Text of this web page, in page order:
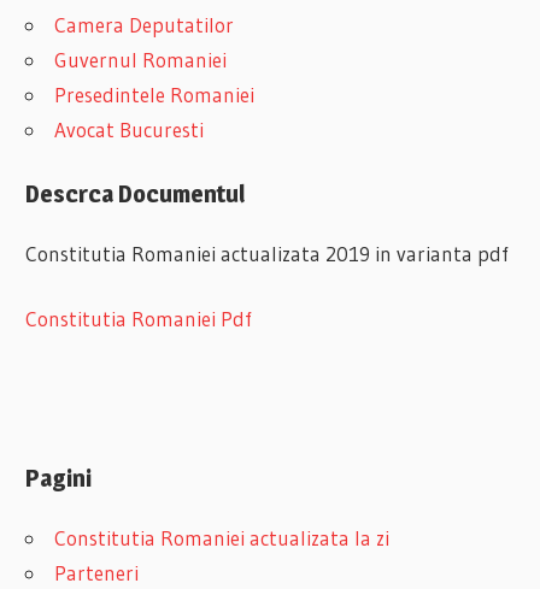
Camera Deputatilor
Guvernul Romaniei
Presedintele Romaniei
Avocat Bucuresti
Descrca Documentul
Constitutia Romaniei actualizata 2019 in varianta pdf
Constitutia Romaniei Pdf
Pagini
Constitutia Romaniei actualizata la zi
Parteneri